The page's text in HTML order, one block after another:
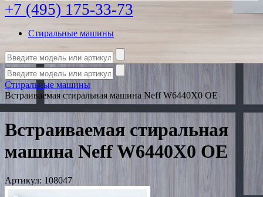
+7 (495) 175-33-73
Стиральные машины
Стиральные машины
Встраиваемая стиральная машина Neff W6440X0 OE
Встраиваемая стиральная
машина Neff W6440X0 OE
Артикул: 108047